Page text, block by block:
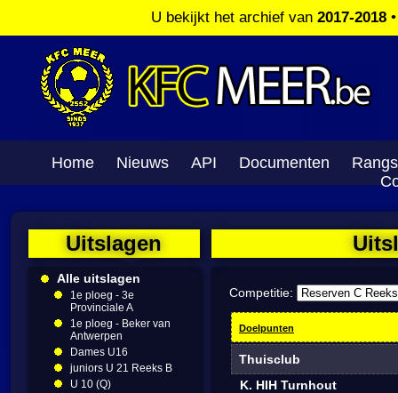
U bekijkt het archief van 2017-2018
Home Nieuws API Documenten
Uitslagen
Alle uitslagen
1e ploeg - 3e
Provinciale A
1e ploeg - Beker van
Antwerpen
Dames U16
juniors U 21 Reeks B
U 10 (Q)
Competitie:
Doelpunten
Thuisclub
K. HIH Turnhout